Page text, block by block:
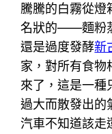
騰騰的白霧從燈
名狀的——麵粉
還是過度發酵新
家，對所有食物
來了，這是一種
過大而散發出的
汽車不知道該走